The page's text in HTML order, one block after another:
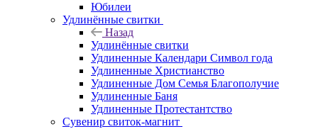
Юбилеи
Удлинённые свитки
Назад
Удлинённые свитки
Удлиненные Календари Символ года
Удлиненные Христианство
Удлиненные Дом Семья Благополучие
Удлиненные Баня
Удлиненные Протестантство
Сувенир свиток-магнит